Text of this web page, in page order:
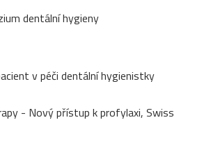
dentální hygieny
v péči dentální hygienistky
- Nový přístup k profylaxi, Swiss